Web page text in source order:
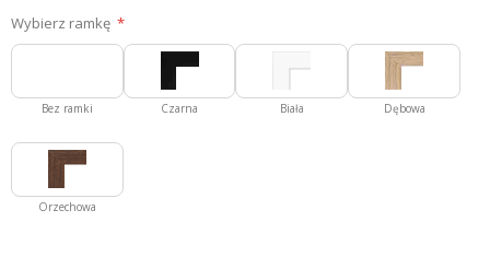
Wybierz ramkę
Bez ramki Czarna Biała Dębowa
Orzechowa